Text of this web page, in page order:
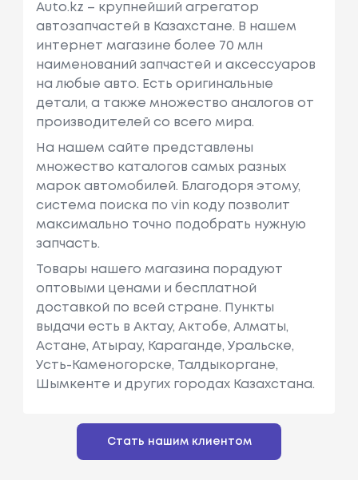
Auto.kz – крупнейший агрегатор
автозапчастей в Казахстане. В нашем
интернет магазине более 70 млн
наименований запчастей и аксессуаров
на любые авто. Есть оригинальные
детали, а также множество аналогов от
производителей со всего мира.
На нашем сайте представлены
множество каталогов самых разных
марок автомобилей. Благодоря этому,
система поиска по vin коду позволит
максимально точно подобрать нужную
запчасть.
Товары нашего магазина порадуют
оптовыми ценами и бесплатной
доставкой по всей стране. Пункты
выдачи есть в Актау, Актобе, Алматы,
Астане, Атырау, Караганде, Уральске,
Усть-Каменогорске, Талдыкоргане,
Шымкенте и других городах Казахстана.
Стать нашим клиентом